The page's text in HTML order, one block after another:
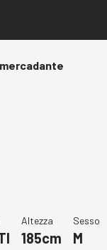
Altezza
185cm
Sesso
M